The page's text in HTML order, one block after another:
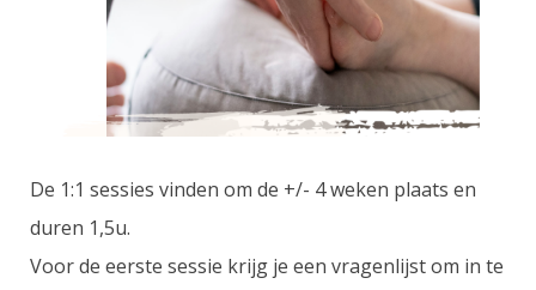
De 1:1 sessies vinden om de +/- 4 weken plaats en
duren 1,5u.
Voor de eerste sessie krijg je een vragenlijst om in te